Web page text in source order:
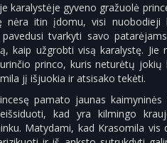
karalystėje gyveno gražuolė
nėra itin įdomu, visi nuobodieji
tvarkyti savo
kaip užgrobti visą karalystę.
princo, kuris neturėtų
jį išjuokia ir atsisako tekėti.
pamato jaunas
kad yra kilmingo
Matydami, kad Krasomila